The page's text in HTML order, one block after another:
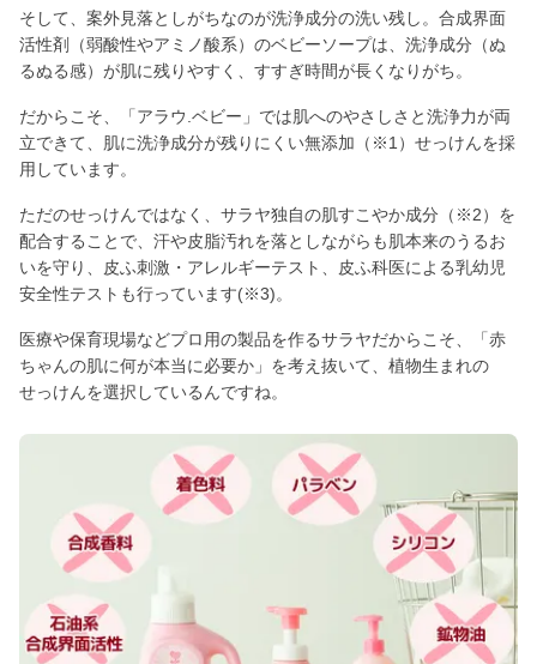
そして、案外見落としがちなのが洗浄成分の洗い残し。合成界面
活性剤（弱酸性やアミノ酸系）のベビーソープは、洗浄成分（ぬ
るぬる感）が肌に残りやすく、すすぎ時間が長くなりがち。
だからこそ、「アラウ.ベビー」では肌へのやさしさと洗浄力が両
立できて、肌に洗浄成分が残りにくい無添加（※1）せっけんを採
用しています。
ただのせっけんではなく、サラヤ独自の肌すこやか成分（※2）を
配合することで、汗や皮脂汚れを落としながらも肌本来のうるお
いを守り、皮ふ刺激・アレルギーテスト、皮ふ科医による乳幼児
安全性テストも行っています(※3)。
医療や保育現場などプロ用の製品を作るサラヤだからこそ、「赤
ちゃんの肌に何が本当に必要か」を考え抜いて、植物生まれの
せっけんを選択しているんですね。